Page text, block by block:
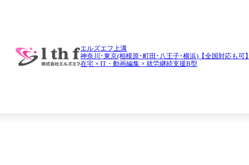
エルズエフ上溝
神奈川･東京(相模原･町田･八王子･横浜)【全国対応も可】
在宅 × IT・動画編集 × 就労継続支援B型